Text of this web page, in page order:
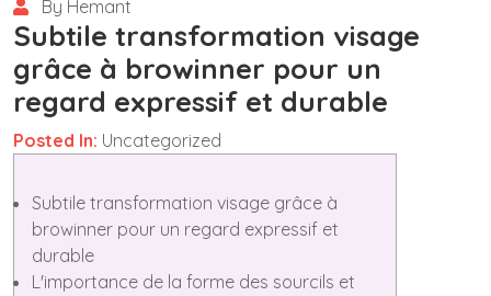
By Hemant
Subtile transformation visage
grâce à browinner pour un
regard expressif et durable
Posted In: Uncategorized
Subtile transformation visage grâce à
browinner pour un regard expressif et
durable
L'importance de la forme des sourcils et